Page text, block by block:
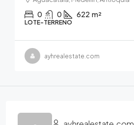
0 0 622 m²
LOTE-TERRENO
ayhrealestate.com